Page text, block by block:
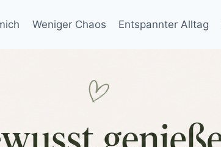
Weniger Chaos Entspannter Alltag